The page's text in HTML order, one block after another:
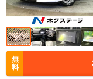
無
料